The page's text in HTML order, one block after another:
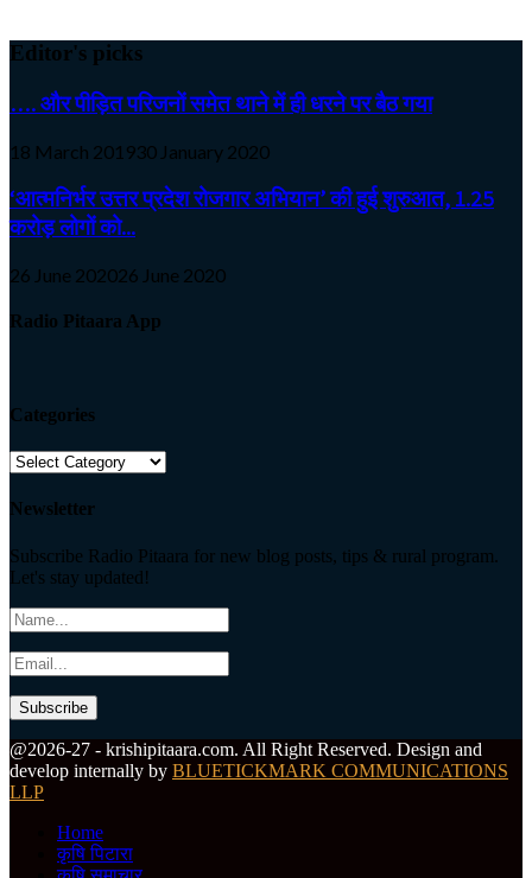
Editor's picks
…. और पीड़ित परिजनों समेत थाने में ही धरने पर बैठ गया
18 March 201930 January 2020
‘आत्मनिर्भर उत्तर प्रदेश रोजगार अभियान’ की हुई शुरुआत, 1.25
करोड़ लोगों को...
26 June 202026 June 2020
Radio Pitaara App
Categories
Categories
Newsletter
Subscribe Radio Pitaara for new blog posts, tips & rural program.
Let's stay updated!
Facebook
Twitter
Instagram
Pinterest
Linkedin
Youtube
Email
Telegram
Whatsapp
@2026-27 - krishipitaara.com. All Right Reserved. Design and
develop internally by BLUETICKMARK COMMUNICATIONS
LLP
Home
कृषि पिटारा